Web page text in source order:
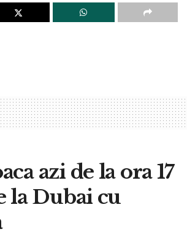
azi de la ora 17
la Dubai cu